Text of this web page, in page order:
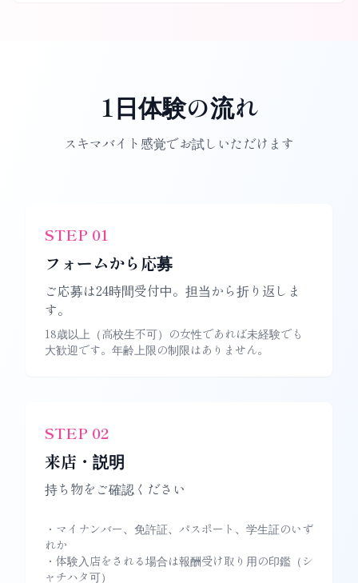
1日体験の流れ
スキマバイト感覚でお試しいただけます
STEP 01
フォームから応募
ご応募は24時間受付中。担当から折り返しま
す。
18歳以上（高校生不可）の女性であれば未経験でも
大歓迎です。年齢上限の制限はありません。
STEP 02
来店・説明
持ち物をご確認ください
・マイナンバー、免許証、パスポート、学生証のいず
れか
・体験入店をされる場合は報酬受け取り用の印鑑（シ
ャチハタ可）